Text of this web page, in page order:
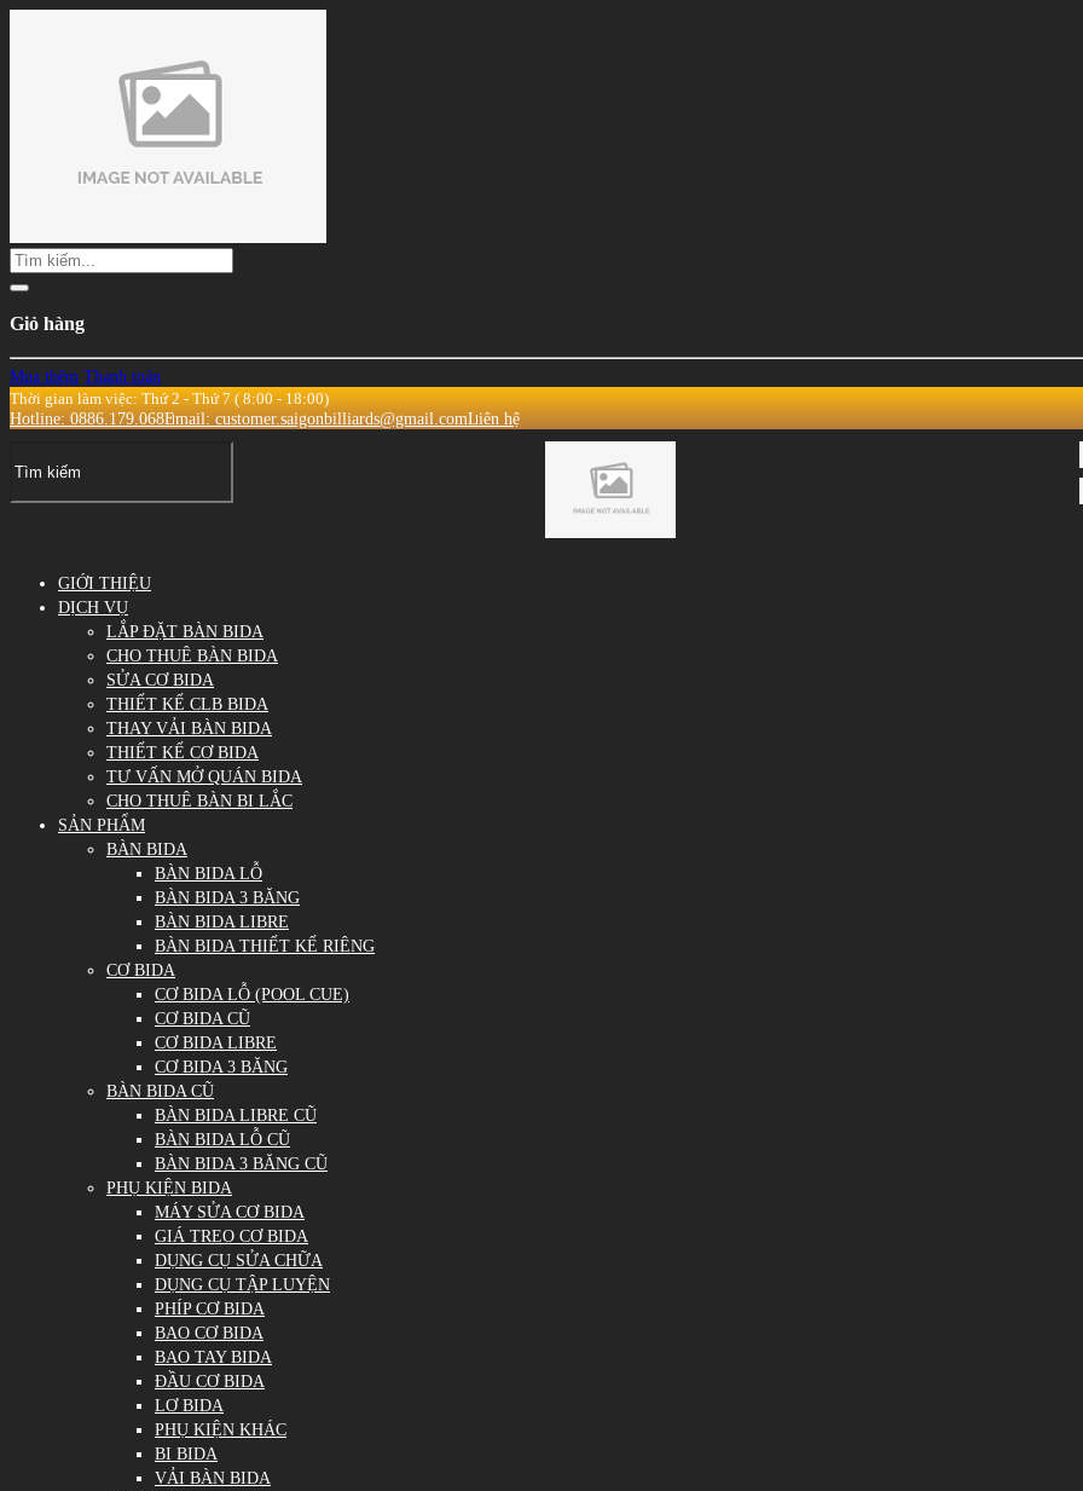
Giỏ hàng
Mua thêm Thanh toán
Thời gian làm việc: Thứ 2 - Thứ 7 ( 8:00 - 18:00)
Hotline: 0886.179.068Email: customer.saigonbilliards@gmail.comLiên hệ
GIỚI THIỆU
DỊCH VỤ
LẮP ĐẶT BÀN BIDA
CHO THUÊ BÀN BIDA
SỬA CƠ BIDA
THIẾT KẾ CLB BIDA
THAY VẢI BÀN BIDA
THIẾT KẾ CƠ BIDA
TƯ VẤN MỞ QUÁN BIDA
CHO THUÊ BÀN BI LẮC
SẢN PHẨM
BÀN BIDA
BÀN BIDA LỖ
BÀN BIDA 3 BĂNG
BÀN BIDA LIBRE
BÀN BIDA THIẾT KẾ RIÊNG
CƠ BIDA
CƠ BIDA LỖ (POOL CUE)
CƠ BIDA CŨ
CƠ BIDA LIBRE
CƠ BIDA 3 BĂNG
BÀN BIDA CŨ
BÀN BIDA LIBRE CŨ
BÀN BIDA LỖ CŨ
BÀN BIDA 3 BĂNG CŨ
PHỤ KIỆN BIDA
MÁY SỬA CƠ BIDA
GIÁ TREO CƠ BIDA
DỤNG CỤ SỬA CHỮA
DỤNG CỤ TẬP LUYỆN
PHÍP CƠ BIDA
BAO CƠ BIDA
BAO TAY BIDA
ĐẦU CƠ BIDA
LƠ BIDA
PHỤ KIỆN KHÁC
BI BIDA
VẢI BÀN BIDA